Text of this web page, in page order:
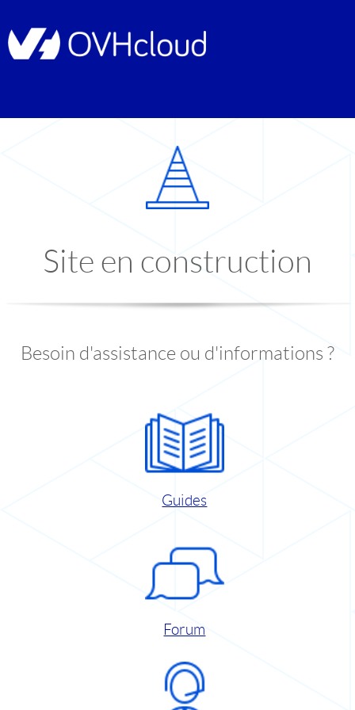
Site en construction
Besoin d'assistance ou d'informations ?
Guides
Forum